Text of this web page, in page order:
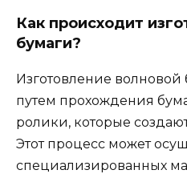
Как происходит
бумаги?
Изготовление
путем прохождения
ролики, которые
Этот процесс может
специализированных